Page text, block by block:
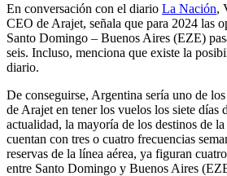
En conversación con el diario La Nación,
CEO de Arajet, señala que para 2024 las
Santo Domingo – Buenos Aires (EZE)
seis. Incluso, menciona que existe la
diario.
De conseguirse, Argentina sería uno de
de Arajet en tener los vuelos los siete días
actualidad, la mayoría de los destinos de
cuentan con tres o cuatro frecuencias
reservas de la línea aérea, ya figuran
entre Santo Domingo y Buenos Aires